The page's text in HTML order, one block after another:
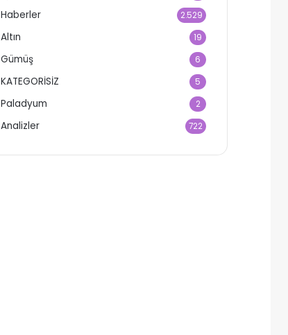
Haberler 2.529
Altın 19
Gümüş 6
KATEGORİSİZ 5
Paladyum 2
Analizler 722